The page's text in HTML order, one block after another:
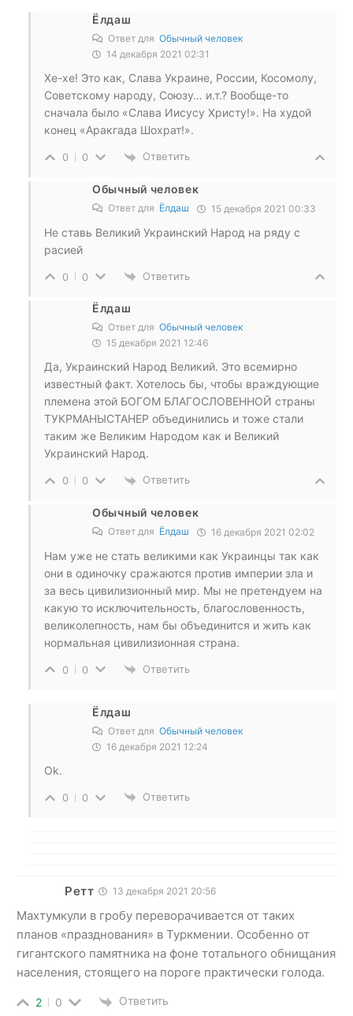
Ёлдаш
Ответ для Обычный человек
14 декабря 2021 02:31
Хе-хе! Это как, Слава Украине, России, Косомолу,
Советскому народу, Союзу… и.т.? Вообще-то
сначала было «Слава Иисусу Христу!». На худой
конец «Аракгада Шохрат!».
0 0 Ответить
Обычный человек
Ответ для Ёлдаш 15 декабря 2021 00:33
Не ставь Великий Украинский Народ на ряду с
расией
0 0 Ответить
Ёлдаш
Ответ для Обычный человек
15 декабря 2021 12:46
Да, Украинский Народ Великий. Это всемирно
известный факт. Хотелось бы, чтобы враждующие
племена этой БОГОМ БЛАГОСЛОВЕННОЙ страны
ТУКРМАНЫСТАНЕР объединились и тоже стали
таким же Великим Народом как и Великий
Украинский Народ.
0 0 Ответить
Обычный человек
Ответ для Ёлдаш 16 декабря 2021 02:02
Нам уже не стать великими как Украинцы так как
они в одиночку сражаются против империи зла и
за весь цивилизионный мир. Мы не претендуем на
какую то исключительность, благословенность,
великолепность, нам бы объединится и жить как
нормальная цивилизионная страна.
0 0 Ответить
Ёлдаш
Ответ для Обычный человек
16 декабря 2021 12:24
Ok.
0 0 Ответить
Ретт 13 декабря 2021 20:56
Махтумкули в гробу переворачивается от таких
планов «празднования» в Туркмении. Особенно от
гигантского памятника на фоне тотального обнищания
населения, стоящего на пороге практически голода.
2 0 Ответить